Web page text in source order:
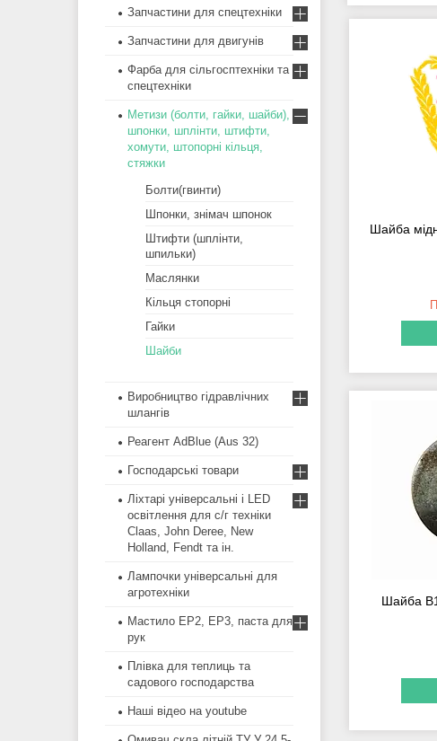
Шайба
Шайба
Запчастини для спецтехніки
Запчастини для двигунів
Фарба для сільгосптехніки та
спецтехніки
Метизи (болти, гайки, шайби),
шпонки, шплінти, штифти,
хомути, штопорні кільця,
стяжки
Болти(гвинти)
Шпонки, знімач шпонок
Штифти (шплінти,
шпильки)
Маслянки
Кільця стопорні
Гайки
Шайби
Виробництво гідравлічних
шлангів
Реагент AdBlue (Aus 32)
Господарські товари
Ліхтарі універсальні і LED
освітлення для с/г техніки
Claas, John Deree, New
Holland, Fendt та ін.
Лампочки універсальні для
агротехніки
Мастило EP2, EP3, паста для
рук
Плівка для теплиць та
садового господарства
Наші відео на youtube